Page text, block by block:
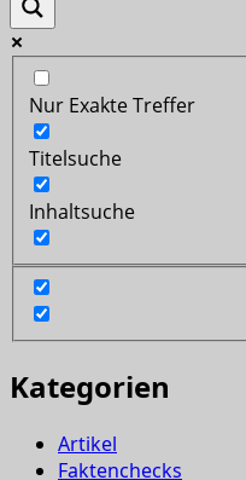
Nur Exakte Treffer
Titelsuche
Inhaltsuche
Kategorien
Artikel
Faktenchecks